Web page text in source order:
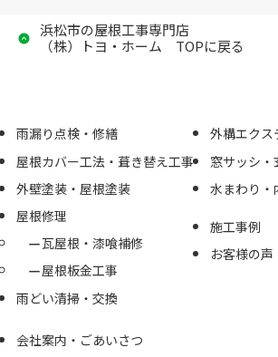
浜松市の屋根工事専門店
（株）トヨ・ホーム TOPに戻る
雨漏り点検・修繕
屋根カバー工法・葺き替え工事
外壁塗装・屋根塗装
屋根修理
瓦屋根・漆喰補修
屋根板金工事
雨どい清掃・交換
外構エクス
窓サッシ・
水まわり・
施工事例
お客様の声
会社案内・ごあいさつ